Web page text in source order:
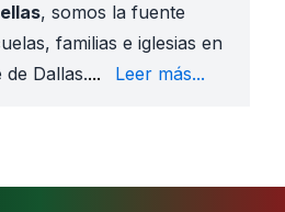
, somos la fuente
familias e iglesias en
Dallas. 140ft Rugged Warrior
... Leer más...